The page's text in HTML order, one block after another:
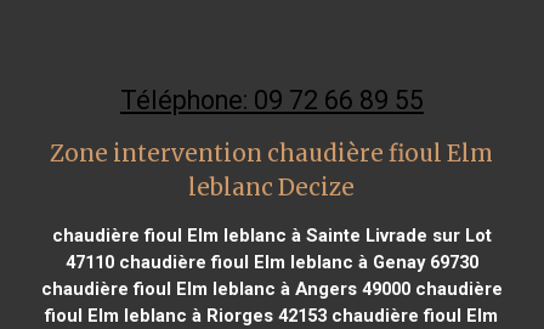
Téléphone: 09 72 66 89 55
Zone intervention chaudière fioul Elm
leblanc Decize
chaudière fioul Elm leblanc à Sainte Livrade sur Lot
47110chaudière fioul Elm leblanc à Genay 69730
chaudière fioul Elm leblanc à Angers 49000chaudière
fioul Elm leblanc à Riorges 42153 chaudière fioul Elm